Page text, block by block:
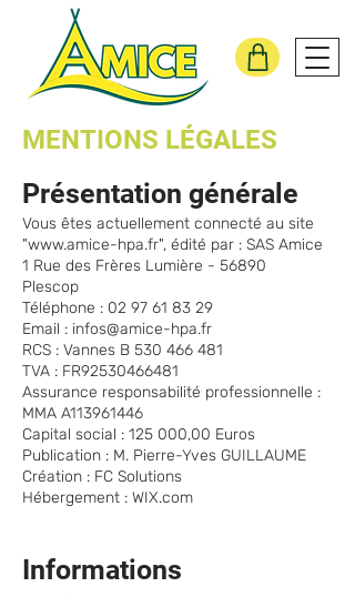
MENTIONS LÉGALES
Présentation générale
Vous êtes actuellement connecté au site
"www.amice-hpa.fr", édité par : SAS Amice
1 Rue des Frères Lumière - 56890
Plescop
Téléphone : 02 97 61 83 29
Email : infos@amice-hpa.fr
RCS : Vannes B 530 466 481
TVA : FR92530466481
Assurance responsabilité professionnelle :
MMA A113961446
Capital social : 125 000,00 Euros
Publication : M. Pierre-Yves GUILLAUME
Création : FC Solutions
Hébergement : WIX.com
Informations